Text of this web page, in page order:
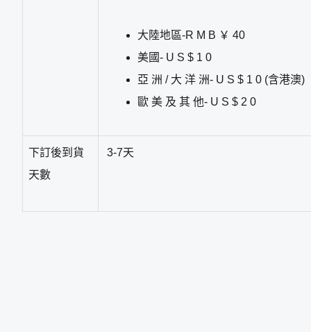
大陸地區-R M B ￥ 40
美國- U S $ 1 0
亞 洲 / 大 洋 洲- U S $ 1 0 (含港澳)
歐 美 及 其 他- U S $ 2 0
下訂後到貨
天數
3-7天